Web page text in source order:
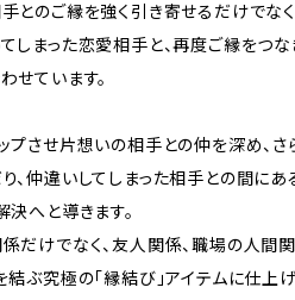
とのご縁を強く引き寄せるだけでな
しまった恋愛相手と、再度ご縁をつ
せています。
プさせ片想いの相手との仲を深め、さ
、仲違いしてしまった相手との間に
決へと導きます。
だけでなく、友人関係、職場の人間
結ぶ究極の「縁結び」アイテムに仕上げ